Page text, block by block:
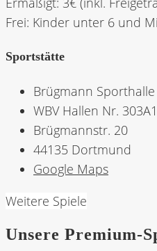
Frei: Kinder unter 6 und
Sportstätte
Brügmann Sporthalle
WBV Hallen Nr.
Brügmannstr. 20
44135 Dortmund
Google Maps
Weitere Spiele
Unsere Premium-